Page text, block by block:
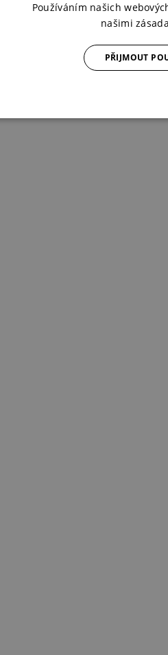
Používáním našich
našimi
PŘIJMOUT